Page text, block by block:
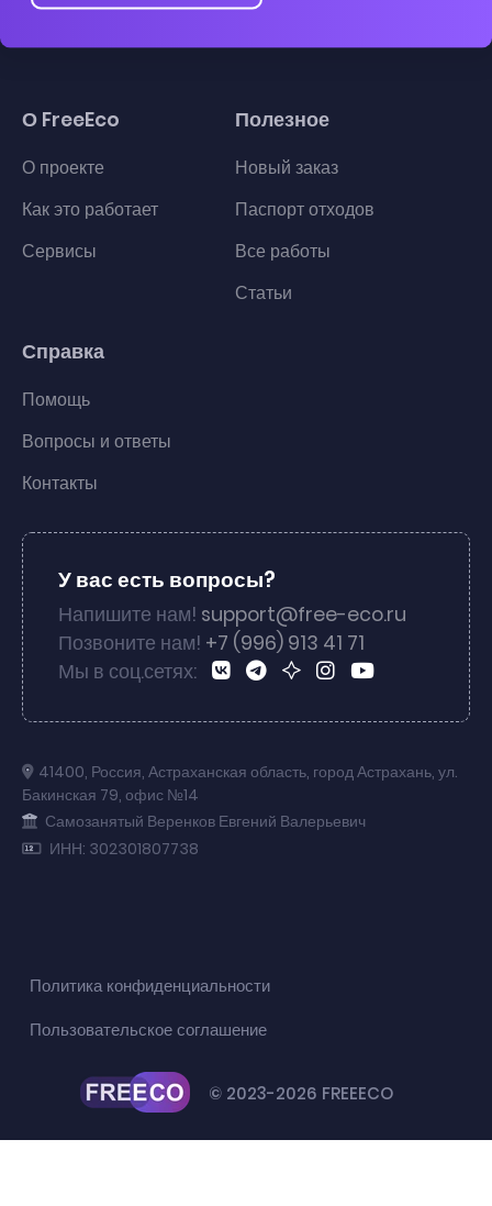
О FreeEco
О проекте
Как это работает
Сервисы
Полезное
Новый заказ
Паспорт отходов
Все работы
Статьи
Справка
Помощь
Вопросы и ответы
Контакты
У вас есть вопросы?
Напишите нам! support@free-eco.ru
Позвоните нам! +7 (996) 913 41 71
Мы в соц.сетях:
41400, Россия, Астраханская область, город Астрахань, ул.
Бакинская 79, офис №14
Самозанятый Веренков Евгений Валерьевич
ИНН: 302301807738
© 2023-2026 FREEECO
Политика конфиденциальности
Пользовательское соглашение